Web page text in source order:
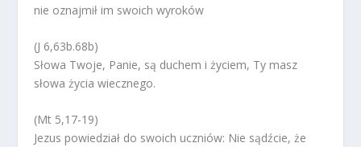
nie oznajmił im swoich wyroków
(J 6,63b.68b)
Słowa Twoje, Panie, są duchem i życiem, Ty masz
słowa życia wiecznego.
(Mt 5,17-19)
Jezus powiedział do swoich uczniów: Nie sądźcie, że